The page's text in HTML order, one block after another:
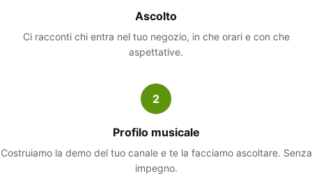
Ascolto
Ci racconti chi entra nel tuo negozio, in che orari e con che
aspettative.
2
Profilo musicale
Costruiamo la demo del tuo canale e te la facciamo ascoltare. Senza
impegno.